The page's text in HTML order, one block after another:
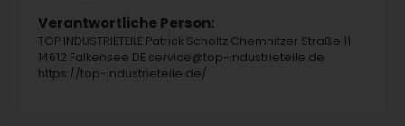
Verantwortliche Person:
TOP INDUSTRIETEILE Patrick Scholtz Chemnitzer Straße 11
14612 Falkensee DE service@top-industrieteile.de
https://top-industrieteile.de/